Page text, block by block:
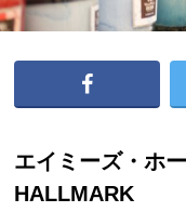
エイミーズ・ホ
HALLMARK